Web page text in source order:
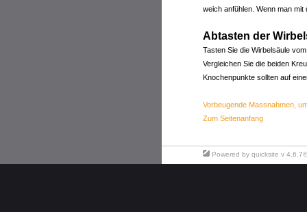
weich anfühlen. Wenn man
Abtasten der
Tasten Sie die Wirbelsäule
Vergleichen Sie die beiden
Knochenpunkte sollten auf
Vorbeugende Massnahmen,
Zum Seitenanfang
Powered by quicksite v